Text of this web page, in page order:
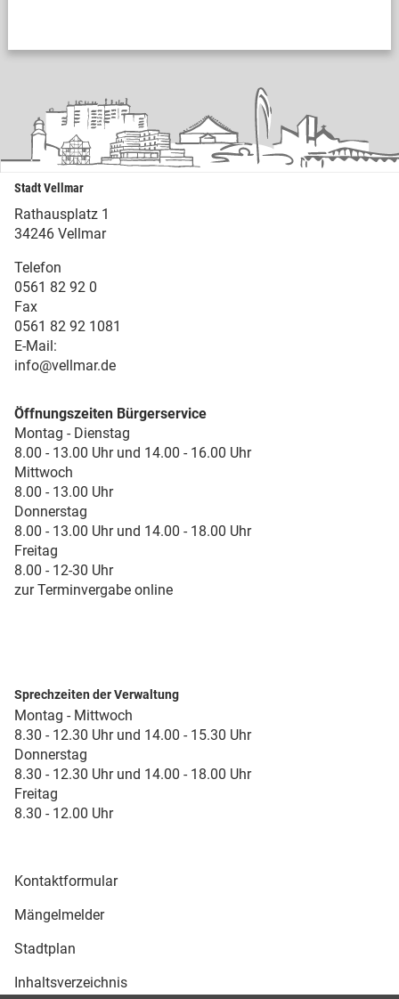
Stadt Vellmar
Rathausplatz 1
34246 Vellmar
Telefon
0561 82 92 0
Fax
0561 82 92 1081
E-Mail:
info@vellmar.de
Öffnungszeiten Bürgerservice
Montag - Dienstag
8.00 - 13.00 Uhr und 14.00 - 16.00 Uhr
Mittwoch
8.00 - 13.00 Uhr
Donnerstag
8.00 - 13.00 Uhr und 14.00 - 18.00 Uhr
Freitag
8.00 - 12-30 Uhr
zur Terminvergabe online
Sprechzeiten der Verwaltung
Montag - Mittwoch
8.30 - 12.30 Uhr und 14.00 - 15.30 Uhr
Donnerstag
8.30 - 12.30 Uhr und 14.00 - 18.00 Uhr
Freitag
8.30 - 12.00 Uhr
Kontaktformular
Mängelmelder
Stadtplan
Inhaltsverzeichnis